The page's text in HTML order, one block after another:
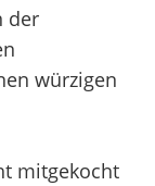
der
würzigen
mitgekocht